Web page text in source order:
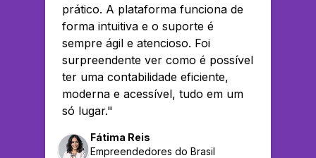
prático. A plataforma funciona de
forma intuitiva e o suporte é
sempre ágil e atencioso. Foi
surpreendente ver como é possível
ter uma contabilidade eficiente,
moderna e acessível, tudo em um
só lugar."
Fátima Reis
Empreendedores do Brasil